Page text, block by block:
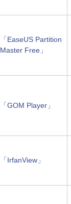
「EaseUS Partition
Master Free」
「GOM Player」
「IrfanView」